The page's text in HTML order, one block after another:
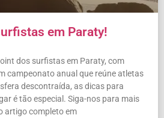
em Paraty!
dos surfistas em Paraty, com
campeonato anual que reúne atletas
descontraída, as dicas para
é tão especial. Siga-nos para mais
artigo completo em